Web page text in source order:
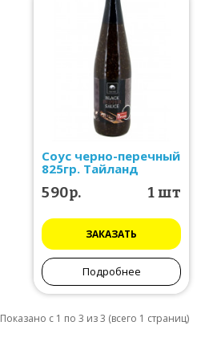
Соус черно-перечный
825гр. Тайланд
590р. 1 шт
ЗАКАЗАТЬ
Подробнее
Показано с 1 по 3 из 3 (всего 1 страниц)